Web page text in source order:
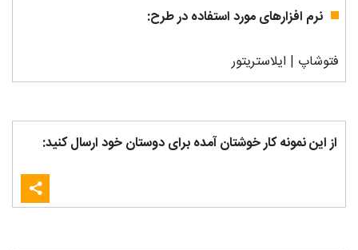
نرم افزارهای مورد استفاده در طرح:
فتوشاپ | ایلاستریتور
از این نمونه کار خوشتان آمده برای دوستان خود ارسال کنید: